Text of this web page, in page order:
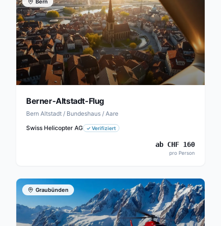
Bern
Berner-Altstadt-Flug
Bern Altstadt / Bundeshaus / Aare
Swiss Helicopter AG
✓ Verifiziert
ab CHF 160
pro Person
Graubünden